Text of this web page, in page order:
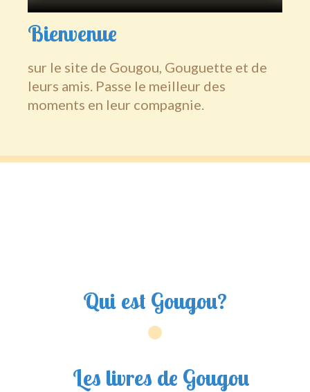
Bienvenue
sur le site de Gougou, Gouguette et de
leurs amis. Passe le meilleur des
moments en leur compagnie.
Qui est Gougou?
Les livres de Gougou